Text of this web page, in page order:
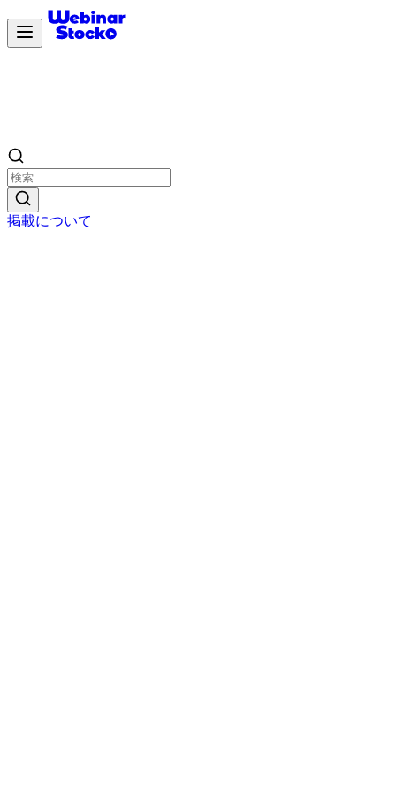
掲載について